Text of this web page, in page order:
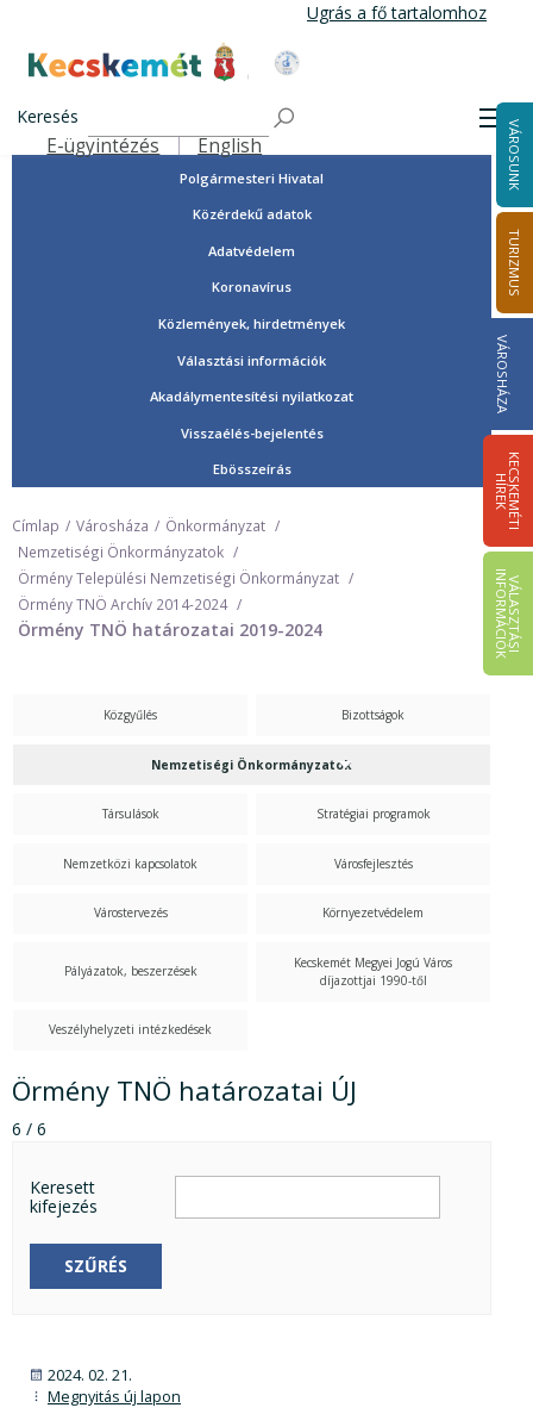
tartalomra
Ugrás a fő tartalomhoz
Kecskemét Város Honlapja
Keresés
Felső navigáció
E-ügyintézés English VÁROSUNK
TURIZMUS
VÁROSHÁZA
K
E
C
S
K
E
M
É
T
I
HÍ
R
E
K
V
Á
L
A
S
Z
T
Á
S
I
IN
F
O
R
M
Á
C
I
Ó
K
Tisztségviselők, képviselők
Országgyűlési képviselők
Önkormányzat
Polgármesteri Hivatal
Közérdekű adatok
Adatvédelem
Koronavírus
Közlemények, hirdetmények
Választási információk
Akadálymentesítési nyilatkozat
Visszaélés-bejelentés
Ebösszeírás
Címlap Városháza
Önkormányzat
Nemzetiségi Önkormányzatok
Örmény Települési Nemzetiségi Önkormányzat
Örmény TNÖ Archív 2014-2024
Örmény TNÖ határozatai 2019-2024
Közgyűlés Bizottságok
Nemzetiségi Önkormányzatok
Társulások Stratégiai programok
Nemzetközi kapcsolatok Városfejlesztés
Várostervezés Környezetvédelem
Pályázatok, beszerzések
Kecskemét Megyei Jogú Város
díjazottjai 1990-től
Veszélyhelyzeti intézkedések
Örmény TNÖ határozatai ÚJ
6 / 6
Keresett
kifejezés
SZŰRÉS
2024. 02. 21.
Megnyitás új lapon